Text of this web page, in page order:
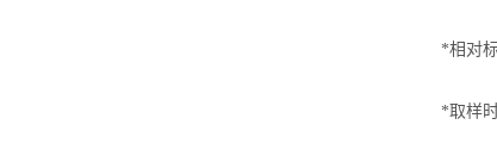
*相对
*取样